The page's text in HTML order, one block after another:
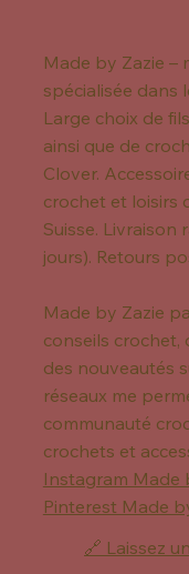
Made by Zazie –
spécialisée dans
Large choix de
ainsi que de
Clover.
crochet et loisirs
Suisse. Livraison
jours). Retours
Made by Zazie
conseils crochet,
des nouveautés
réseaux me
communauté
crochets et
Instagram Made
Pinterest Made
🔗 Laissez